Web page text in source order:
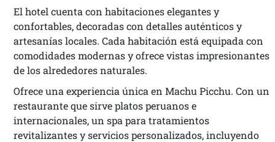
El hotel cuenta con habitaciones elegantes y
confortables, decoradas con detalles auténticos y
artesanías locales. Cada habitación está equipada con
comodidades modernas y ofrece vistas impresionantes
de los alrededores naturales.
Ofrece una experiencia única en Machu Picchu. Con un
restaurante que sirve platos peruanos e
internacionales, un spa para tratamientos
revitalizantes y servicios personalizados, incluyendo